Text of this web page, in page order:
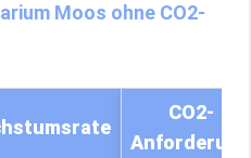
Moos ohne CO2-
CO2-
Anforderung